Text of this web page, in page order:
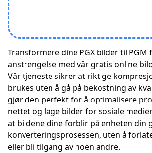
Transformere dine PGX bilder til PGM
anstrengelse med vår gratis online
Vår tjeneste sikrer at riktige
brukes uten å gå på bekostning av
gjør den perfekt for å optimalisere
nettet og lage bilder for sosiale
at bildene dine forblir på enheten din
konverteringsprosessen, uten å
eller bli tilgang av noen andre.